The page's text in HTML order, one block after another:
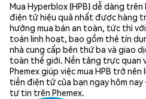
Mua Hyperblox (HPB) dễ dàng
điện tử hiệu quả nhất được hàng
hưởng mua bán an toàn, tức thì
toán linh hoạt, bao gồm thẻ tín
nhà cung cấp bên thứ ba và giao
toàn thế giới. Nền tảng trực quan
Phemex giúp việc mua HPB trở
tiền điện tử của bạn ngay hôm
tự tin trên Phemex.